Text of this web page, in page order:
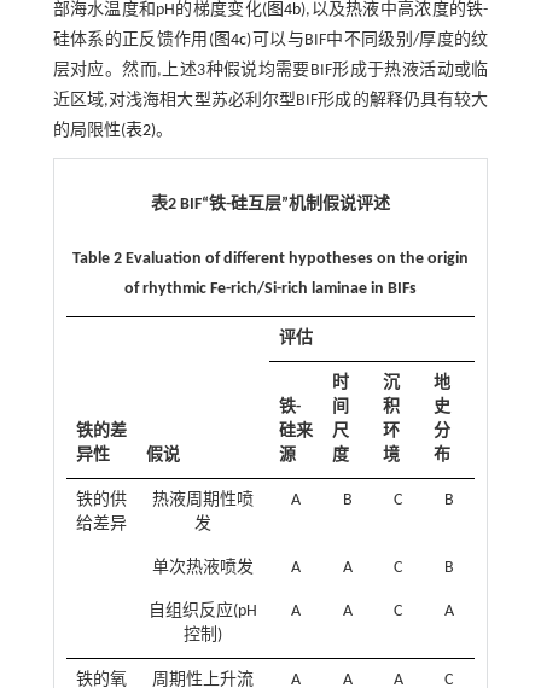
部海水温度和pH的梯度变化(图4b),以及热液中高浓度的铁-
硅体系的正反馈作用(图4c)可以与BIF中不同级别/厚度的纹
层对应。然而,上述3种假说均需要BIF形成于热液活动或临
近区域,对浅海相大型苏必利尔型BIF形成的解释仍具有较大
的局限性(表2)。
表2 BIF“铁-硅互层”机制假说评述
Table 2 Evaluation of different hypotheses on the origin
of rhythmic Fe-rich/Si-rich laminae in BIFs
铁的差
异性
假说
评估
铁-
硅来
源
时
间
尺
度
沉
积
环
境
地
史
分
布
铁的供
给差异
热液周期性喷
发
A B C B
单次热液喷发 A A C B
自组织反应(pH
控制)
A A C A
铁的氧
周期性上升流
A A A C